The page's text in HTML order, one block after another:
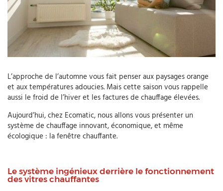
L’approche de l’automne vous fait penser aux paysages orange
et aux températures adoucies. Mais cette saison vous rappelle
aussi le froid de l’hiver et les factures de chauffage élevées.
Aujourd’hui, chez Ecomatic, nous allons vous présenter un
système de chauffage innovant, économique, et même
écologique : la fenêtre chauffante.
Le système ingénieux derrière le fonctionnement
des vitres chauffantes